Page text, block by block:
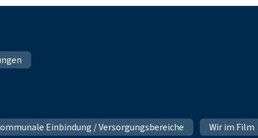
Einbindung / Versorgungsbereiche Wir im Film